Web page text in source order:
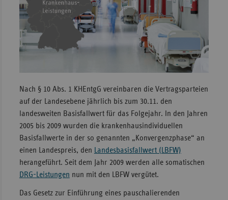
Nach § 10 Abs. 1 KHEntgG vereinbaren die Vertragsparteien
auf der Landesebene jährlich bis zum 30.11. den
landesweiten Basisfallwert für das Folgejahr. In den Jahren
2005 bis 2009 wurden die krankenhausindividuellen
Basisfallwerte in der so genannten „Konvergenzphase“ an
einen Landespreis, den
Landesbasisfallwert (LBFW)
herangeführt. Seit dem Jahr 2009 werden alle somatischen
DRG-Leistungen nun mit den LBFW vergütet.
Das Gesetz zur Einführung eines pauschalierenden